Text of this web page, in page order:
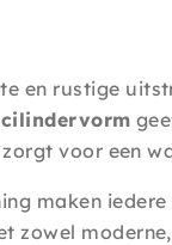
en rustige
cilindervorm
voor een
maken
zowel